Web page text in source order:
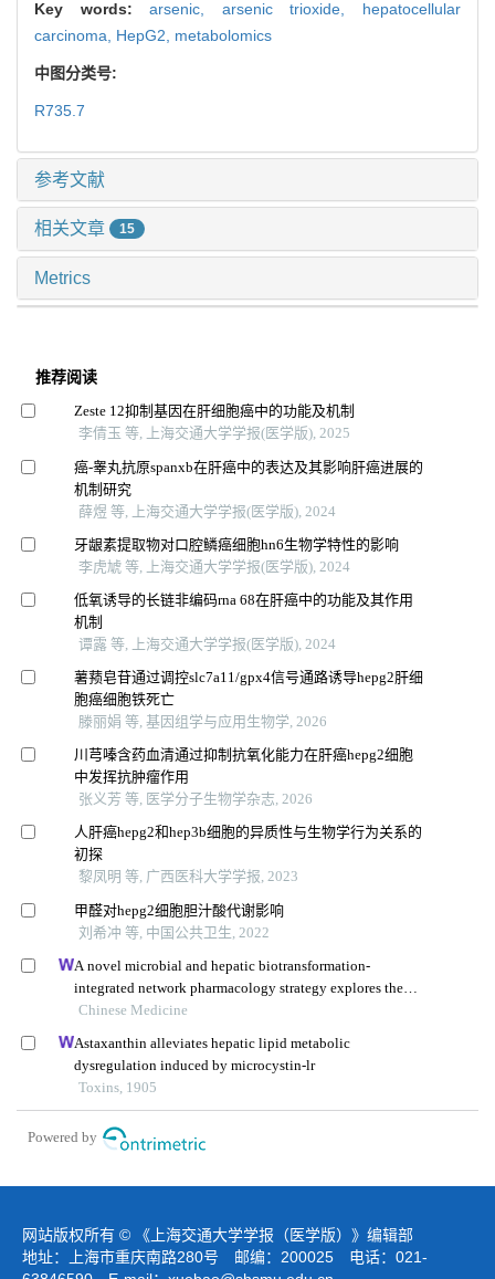
Key words:arsenic, arsenic trioxide, hepatocellular
carcinoma, HepG2, metabolomics
中图分类号:
R735.7
参考文献
相关文章 15
Metrics
推荐阅读
Zeste 12抑制基因在肝细胞癌中的功能及机制
李倩玉 等, 上海交通大学学报(医学版), 2025
癌-睾丸抗原spanxb在肝癌中的表达及其影响肝癌进展的
机制研究
薛煜 等, 上海交通大学学报(医学版), 2024
牙龈素提取物对口腔鳞癌细胞hn6生物学特性的影响
李虎虓 等, 上海交通大学学报(医学版), 2024
低氧诱导的长链非编码rna 68在肝癌中的功能及其作用
机制
谭露 等, 上海交通大学学报(医学版), 2024
薯蓣皂苷通过调控slc7a11/gpx4信号通路诱导hepg2肝细
胞癌细胞铁死亡
滕丽娟 等, 基因组学与应用生物学, 2026
川芎嗪含药血清通过抑制抗氧化能力在肝癌hepg2细胞
中发挥抗肿瘤作用
张义芳 等, 医学分子生物学杂志, 2026
人肝癌hepg2和hep3b细胞的异质性与生物学行为关系的
初探
黎凤明 等, 广西医科大学学报, 2023
甲醛对hepg2细胞胆汁酸代谢影响
刘希冲 等, 中国公共卫生, 2022
A novel microbial and hepatic biotransformation-
integrated network pharmacology strategy explores the
therapeutic mechanisms of bioactive herbal products in
intracerebral hemorrhage as an example
Chinese Medicine
Astaxanthin alleviates hepatic lipid metabolic
dysregulation induced by microcystin-lr
Toxins, 1905
Powered by
网站版权所有 © 《上海交通大学学报（医学版）》编辑部
地址：上海市重庆南路280号 邮编：200025 电话：021-